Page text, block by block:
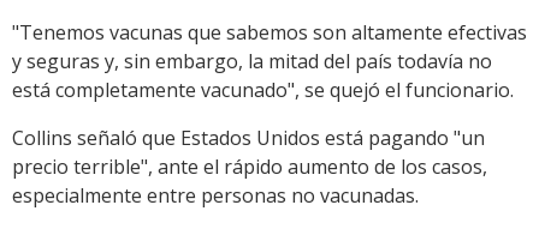
"Tenemos vacunas que sabemos son altamente efectivas
y seguras y, sin embargo, la mitad del país todavía no
está completamente vacunado", se quejó el funcionario.
Collins señaló que Estados Unidos está pagando "un
precio terrible", ante el rápido aumento de los casos,
especialmente entre personas no vacunadas.